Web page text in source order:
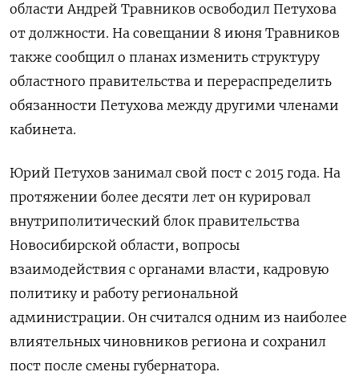
области Андрей Травников освободил Петухова
от должности. На совещании 8 июня Травников
также сообщил о планах изменить структуру
областного правительства и перераспределить
обязанности Петухова между другими членами
кабинета.
Юрий Петухов занимал свой пост с 2015 года. На
протяжении более десяти лет он курировал
внутриполитический блок правительства
Новосибирской области, вопросы
взаимодействия с органами власти, кадровую
политику и работу региональной
администрации. Он считался одним из наиболее
влиятельных чиновников региона и сохранил
пост после смены губернатора.